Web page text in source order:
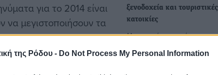
της Ρόδου - Do Not Process My Personal Information
για το 2014 είναι
να μεγιστοποιήσουν τα
Είναι περισσότερες από
ξενοδοχεία και τουριστικές
κατοικίες
Με σαφείς τεχνικές και
καθώς και συγκεκριμένα